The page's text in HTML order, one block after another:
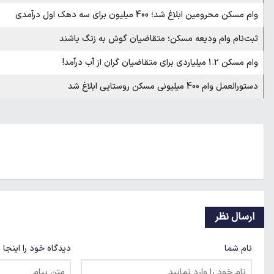
وام مسکن محرومین ابلاغ شد؛ 400 میلیون برای سه دهک اول درآمدی
ثبت‌نام وام ودیعه مسکن؛ متقاضیان گوش به زنگ باشند
وام مسکن 1.2 میلیاردی برای متقاضیان گران از آب درآمد!
دستورالعمل وام 400 میلیونی مسکن روستایی ابلاغ شد
ارسال نظر
نام شما دیدگاه خود را